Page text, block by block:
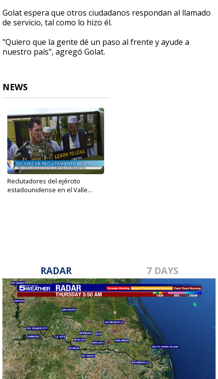
Golat espera que otros ciudadanos respondan al llamado
de servicio, tal como lo hizo él.
"Quiero que la gente dé un paso al frente y ayude a
nuestro país", agregó Golat.
NEWS
Reclutadores del ejército
estadounidense en el Valle...
RADAR 7 DAYS